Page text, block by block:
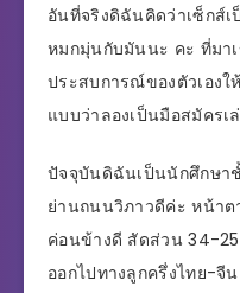
อันที่จริงดิฉันคิดว่าเซ็กส์เ
หมกมุ่นกับมันนะ คะ ที่มา
ประสบการณ์ของตัวเอง
แบบว่าลองเป็นมือสมัครเ
ปัจจุบันดิฉันเป็นนักศึกษา
ย่านถนนวิภาวดีค่ะ หน้า
ค่อนข้างดี สัดส่วน 34-
ออกไปทางลูกครึ่งไทย-จี